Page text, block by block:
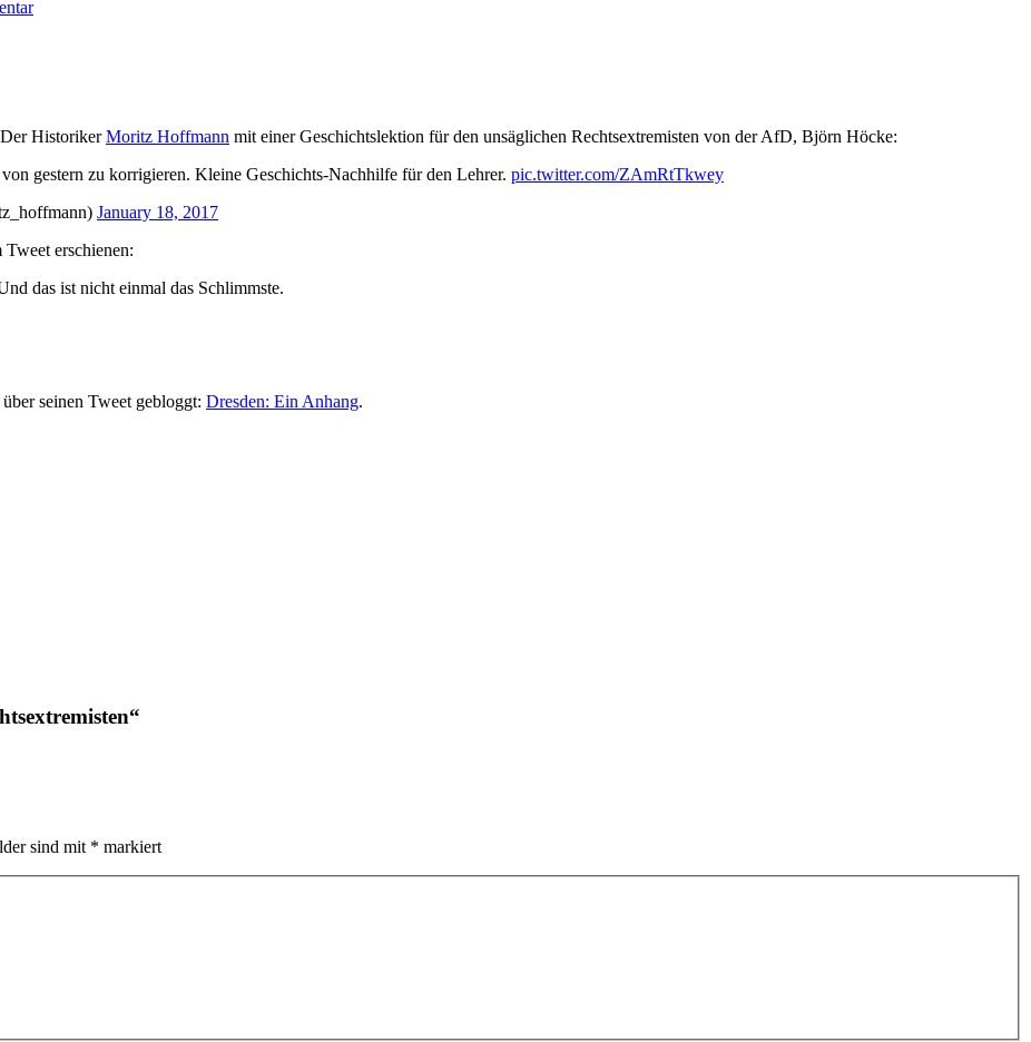
HistorikerMoritz Hoffmann mit einer Geschichtslektion für den unsäglichen Rechtsextremisten von der AfD, Björn Höcke:
gestern zu korrigieren. Kleine Geschichts-Nachhilfe für den Lehrer. pic.twitter.com/ZAmRtTkwey
January 18, 2017
erschienen:
das ist nicht einmal das Schlimmste.
seinen Tweet gebloggt: Dresden: Ein Anhang.
sind mit * markiert